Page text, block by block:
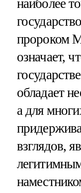
наиболее
пророком
означает,
обладает
а для
взглядов,